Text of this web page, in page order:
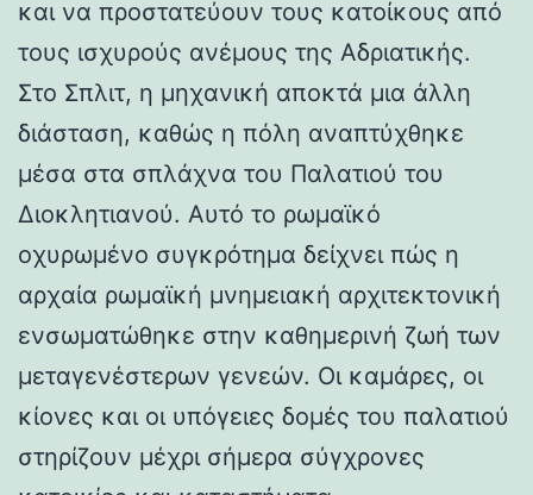
και να προστατεύουν τους κατοίκους από
τους ισχυρούς ανέμους της Αδριατικής.
Στο Σπλιτ, η μηχανική αποκτά μια άλλη
διάσταση, καθώς η πόλη αναπτύχθηκε
μέσα στα σπλάχνα του Παλατιού του
Διοκλητιανού. Αυτό το ρωμαϊκό
οχυρωμένο συγκρότημα δείχνει πώς η
αρχαία ρωμαϊκή μνημειακή αρχιτεκτονική
ενσωματώθηκε στην καθημερινή ζωή των
μεταγενέστερων γενεών. Οι καμάρες, οι
κίονες και οι υπόγειες δομές του παλατιού
στηρίζουν μέχρι σήμερα σύγχρονες